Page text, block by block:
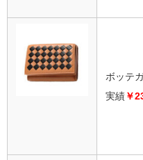
ボッテ
実績￥